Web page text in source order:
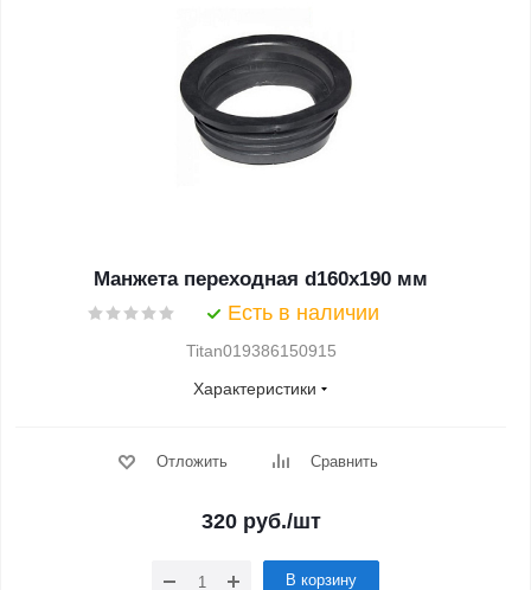
Манжета переходная d160x190 мм
Есть в наличии
Titan019386150915
Характеристики
Отложить Сравнить
320 руб./шт
В корзину